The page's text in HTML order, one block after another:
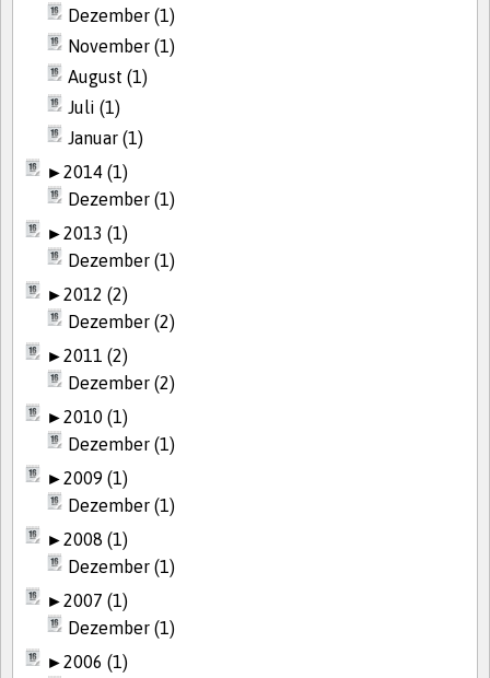
Dezember (1)
November (1)
August (1)
Juli (1)
Januar (1)
►2014 (1)
Dezember (1)
►2013 (1)
Dezember (1)
►2012 (2)
Dezember (2)
►2011 (2)
Dezember (2)
►2010 (1)
Dezember (1)
►2009 (1)
Dezember (1)
►2008 (1)
Dezember (1)
►2007 (1)
Dezember (1)
►2006 (1)